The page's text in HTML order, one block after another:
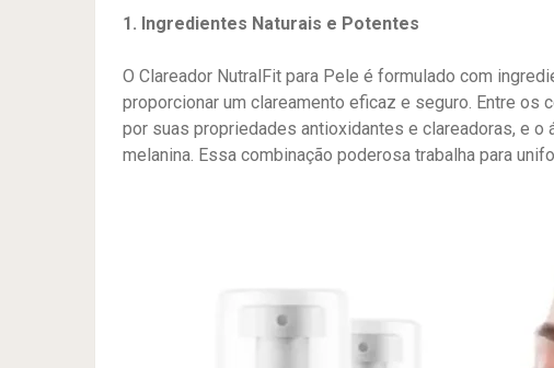
1. Ingredientes Naturais e Potentes
O Clareador NutralFit para Pele é formulado com
proporcionar um clareamento eficaz e seguro. Entre os
por suas propriedades antioxidantes e clareadoras, e o
melanina. Essa combinação poderosa trabalha para